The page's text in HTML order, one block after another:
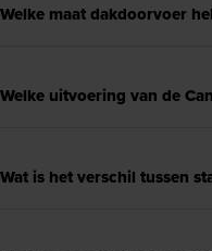
Welke maat dakdoorvoer
Welke uitvoering van de
Wat is het verschil tussen